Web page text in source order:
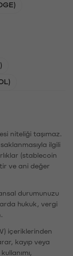
niteliği taşımaz.
ilgili
(stablecoin
ve ani değer
durumunuzu
hukuk, vergi
içeriklerinden
kayıp veya